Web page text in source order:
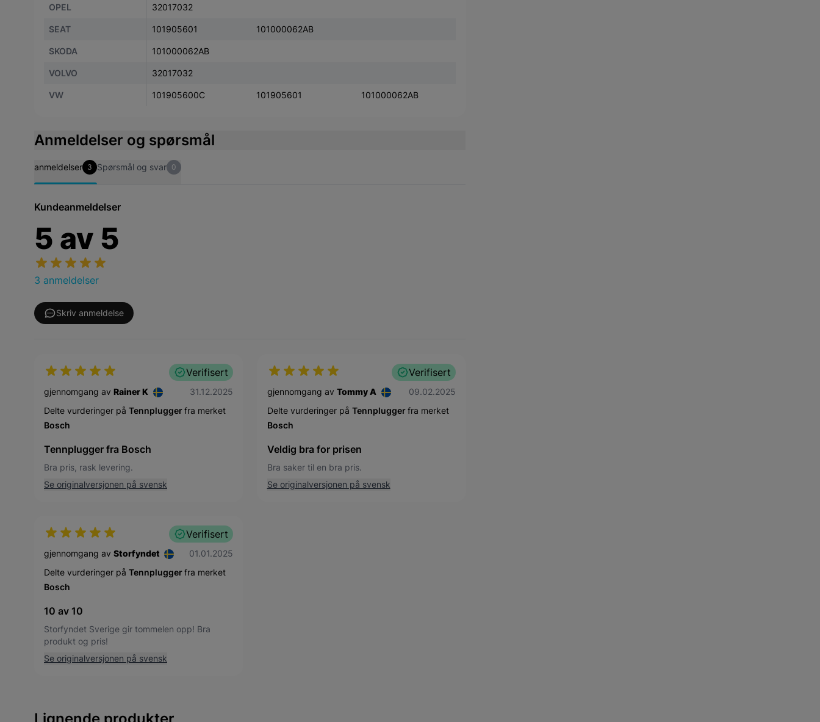
OPEL 32017032
SEAT 101905601 101000062AB
SKODA 101000062AB
VOLVO 32017032
VW 101905600C 101905601 101000062AB
Anmeldelser og spørsmål
anmeldelser 3 Spørsmål og svar 0
Kundeanmeldelser
5 av 5
3 anmeldelser
Skriv anmeldelse
Verifisert
gjennomgang av Rainer K 31. desember 2025
31.12.2025
Delte vurderinger på Tennpluggerfra merket
Bosch
Tennplugger fra Bosch
Bra pris, rask levering.
Se originalversjonen på svensk
Verifisert
gjennomgang av Tommy A 9. februar 2025
09.02.2025
Delte vurderinger på Tennpluggerfra merket
Bosch
Veldig bra for prisen
Bra saker til en bra pris.
Se originalversjonen på svensk
Verifisert
gjennomgang av Storfyndet 1. januar 2025
01.01.2025
Delte vurderinger på Tennpluggerfra merket
Bosch
10 av 10
Storfyndet Sverige gir tommelen opp! Bra
produkt og pris!
Se originalversjonen på svensk